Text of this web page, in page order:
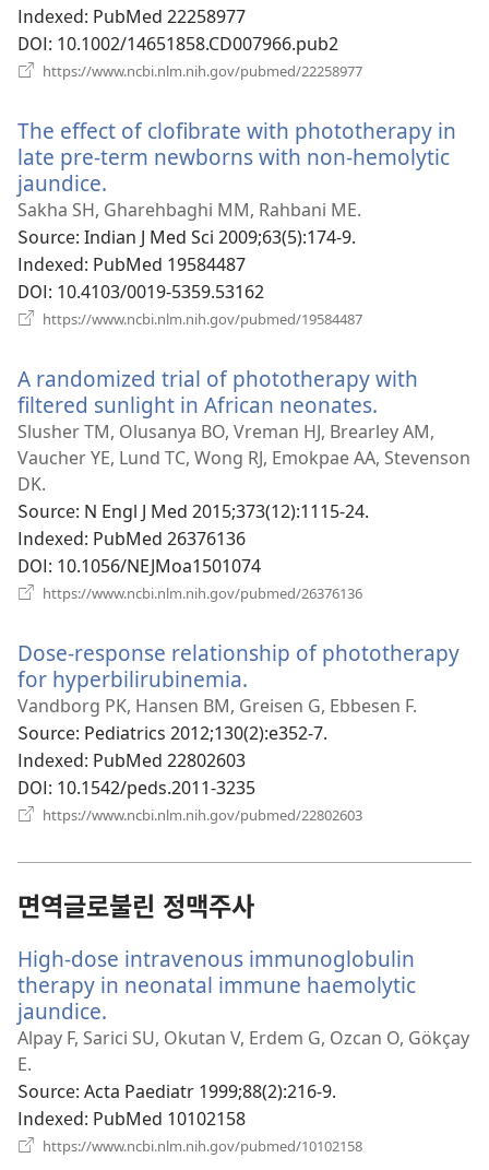
열
기)
Indexed‎: PubMed 22258977
DOI‎: 10.1002/14651858.CD007966.pub2
https://www.ncbi.nlm.nih.gov/pubmed/22258977
창
열
기)
The effect of clofibrate with phototherapy in
late pre-term newborns with non-hemolytic
jaundice.
로
운
창
열
기)
Sakha SH, Gharehbaghi MM, Rahbani ME.
Source‎: Indian J Med Sci 2009;63(5):174-9.
Indexed‎: PubMed 19584487
DOI‎: 10.4103/0019-5359.53162
https://www.ncbi.nlm.nih.gov/pubmed/19584487
창
열
기)
A randomized trial of phototherapy with
filtered sunlight in African neonates.
로
운
Slusher TM, Olusanya BO, Vreman HJ, Brearley AM,
Vaucher YE, Lund TC, Wong RJ, Emokpae AA, Stevenson
DK.
Source‎: N Engl J Med 2015;373(12):1115-24.
Indexed‎: PubMed 26376136
DOI‎: 10.1056/NEJMoa1501074
https://www.ncbi.nlm.nih.gov/pubmed/26376136
창
Dose-response relationship of phototherapy
for hyperbilirubinemia.
로
운
열
기)
Vandborg PK, Hansen BM, Greisen G, Ebbesen F.
Source‎: Pediatrics 2012;130(2):e352-7.
Indexed‎: PubMed 22802603
DOI‎: 10.1542/peds.2011-3235
https://www.ncbi.nlm.nih.gov/pubmed/22802603
면역글로불린 정맥주사
High-dose intravenous immunoglobulin
therapy in neonatal immune haemolytic
jaundice.
로
창
열
기)
Alpay F, Sarici SU, Okutan V, Erdem G, Ozcan O, Gökçay
E.
Source‎: Acta Paediatr 1999;88(2):216-9.
Indexed‎: PubMed 10102158
https://www.ncbi.nlm.nih.gov/pubmed/10102158